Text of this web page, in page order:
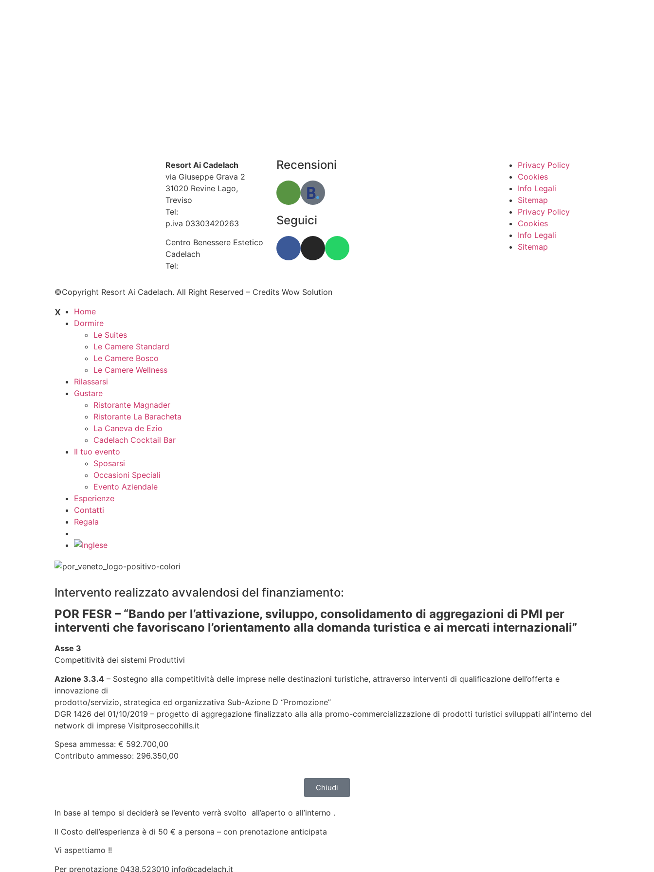
Resort Ai Cadelach
via Giuseppe Grava 2
31020 Revine Lago,
Treviso
Tel:
p.iva 03303420263
Centro Benessere Estetico
Cadelach
Tel:
Recensioni
Seguici
Privacy Policy
Cookies
Info Legali
Sitemap
Privacy Policy
Cookies
Info Legali
Sitemap
©Copyright Resort Ai Cadelach. All Right Reserved – Credits Wow Solution
x
Home
Dormire
Le Suites
Le Camere Standard
Le Camere Bosco
Le Camere Wellness
Rilassarsi
Gustare
Ristorante Magnader
Ristorante La Baracheta
La Caneva de Ezio
Cadelach Cocktail Bar
Il tuo evento
Sposarsi
Occasioni Speciali
Evento Aziendale
Esperienze
Contatti
Regala
Intervento realizzato avvalendosi del finanziamento:
POR FESR – “Bando per l’attivazione, sviluppo, consolidamento di aggregazioni di PMI per
interventi che favoriscano l’orientamento alla domanda turistica e ai mercati internazionali”
Asse 3
Competitività dei sistemi Produttivi
Azione 3.3.4 – Sostegno alla competitività delle imprese nelle destinazioni turistiche, attraverso interventi di qualificazione dell’offerta e
innovazione di
prodotto/servizio, strategica ed organizzativa Sub-Azione D “Promozione”
DGR 1426 del 01/10/2019 – progetto di aggregazione finalizzato alla alla promo-commercializzazione di prodotti turistici sviluppati all’interno del
network di imprese Visitproseccohills.it
Spesa ammessa: € 592.700,00
Contributo ammesso: 296.350,00
Chiudi
In base al tempo si deciderà se l’evento verrà svolto all’aperto o all’interno .
Il Costo dell’esperienza è di 50 € a persona – con prenotazione anticipata
Vi aspettiamo !!
Per prenotazione 0438.523010 info@cadelach.it